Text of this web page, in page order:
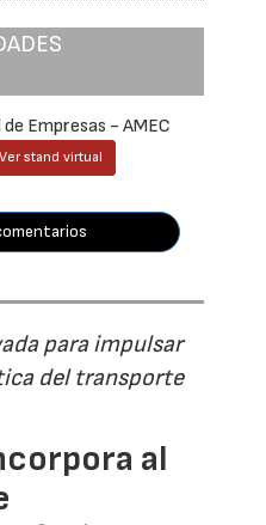
Empresas - AMEC
Ver stand virtual
para impulsar
del transporte
al